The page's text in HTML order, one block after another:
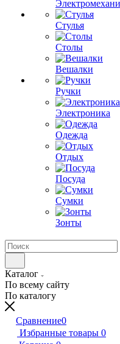
Стулья
Столы
Вешалки
Ручки
Электроника
Одежда
Отдых
Посуда
Сумки
Зонты
Каталог
По всему сайту
По каталогу
Сравнение0
Избранные товары 0